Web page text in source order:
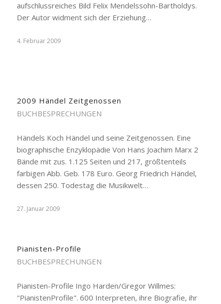
aufschlussreiches Bild Felix Mendelssohn-Bartholdys.
Der Autor widment sich der Erziehung…
4. Februar 2009
2009 Händel Zeitgenossen
BUCHBESPRECHUNGEN
Händels Koch Händel und seine Zeitgenossen. Eine
biographische Enzyklopädie Von Hans Joachim Marx 2
Bände mit zus. 1.125 Seiten und 217, größtenteils
farbigen Abb. Geb. 178 Euro. Georg Friedrich Händel,
dessen 250. Todestag die Musikwelt…
27. Januar 2009
Pianisten-Profile
BUCHBESPRECHUNGEN
Pianisten-Profile Ingo Harden/Gregor Willmes:
"PianistenProfile". 600 Interpreten, ihre Biografie, ihr